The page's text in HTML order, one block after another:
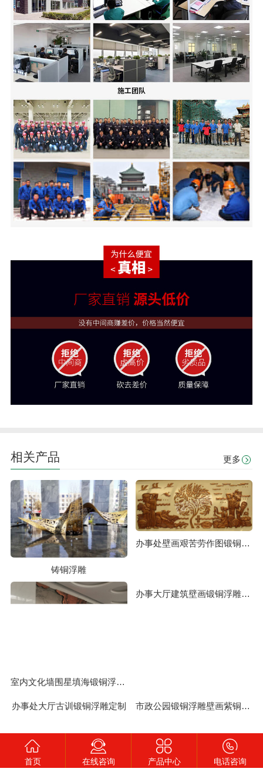
相关产品 更多
铸铜浮雕
办事处壁画艰苦劳作图锻铜浮雕定制
室内文化墙围星填海锻铜浮雕定制
办事处大厅古训锻铜浮雕定制 市政公园锻铜浮雕壁画紫铜黄铜雕塑定制
产品中心 工程案例 联系我们
首页 在线咨询 产品中心 电话咨询